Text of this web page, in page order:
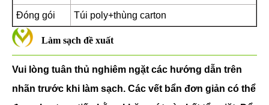
Đóng gói Túi poly+thùng carton
Làm sạch đề xuất
Vui lòng tuân thủ nghiêm ngặt các hướng dẫn trên
nhãn trước khi làm sạch. Các vết bẩn đơn giản có thể